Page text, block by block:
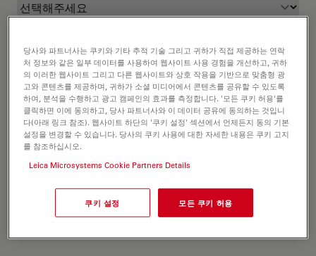
고객정보를 작성해주세요
직위 선택 사항:
당사와 파트너사는 쿠키와 기타 추적 기술 그리고 귀하가 직접 제공하는 연락
처 정보와 같은 일부 데이터를 사용하여 웹사이트 사용 경험을 개선하고, 귀하
의 이러한 웹사이트 그리고 다른 웹사이트와 상호 작용을 기반으로 맞춤형 광
고와 콘텐츠를 제공하며, 귀하가 소셜 미디어에서 콘텐츠를 공유할 수 있도록
하여, 분석을 수행하고 광고 캠페인의 효과를 측정합니다. '모든 쿠키 허용'를
클릭하면 이에 동의하고, 당사 파트너사와 이 데이터 공유에 동의하는 것입니
다(아래 링크 참조). 웹사이트 하단의 '쿠키 설정' 섹션에서 언제든지 동의 기본
설정을 변경할 수 있습니다. 당사의 쿠키 사용에 대한 자세한 내용은 쿠키 고지
를 참조하십시오.
Leica Microsystems Cookie Partners Details
쿠키 설정 모든 쿠키 허용